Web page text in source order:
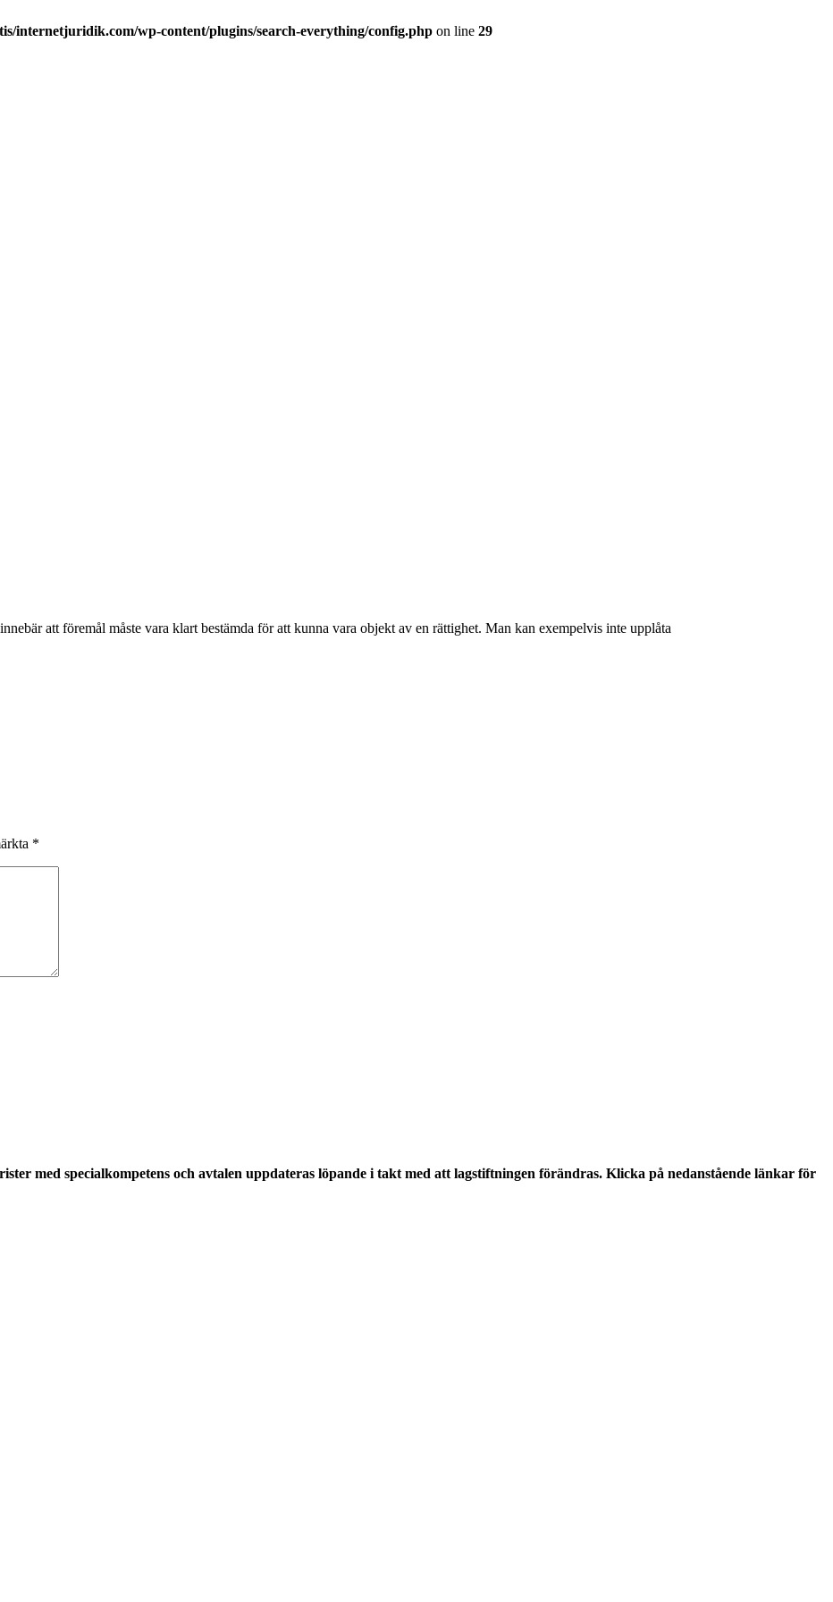
internetjuridik.com/wp-content/plugins/search-everything/config.php on line 29
att föremål måste vara klart bestämda för att kunna vara objekt av en rättighet. Man kan exempelvis inte upplåta
*
med specialkompetens och avtalen uppdateras löpande i takt med att lagstiftningen förändras. Klicka på nedanstående länkar för